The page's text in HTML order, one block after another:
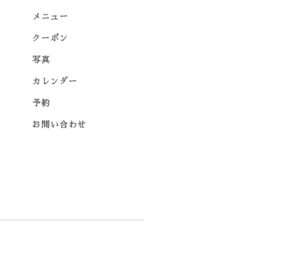
メニュー
クーポン
写真
カレンダー
予約
お問い合わせ